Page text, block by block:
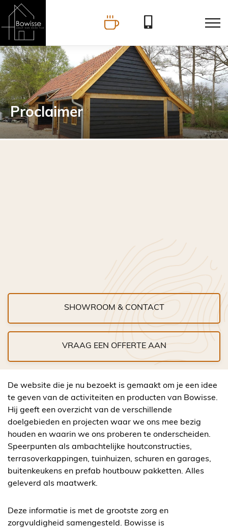
Proclaimer
SHOWROOM & CONTACT
VRAAG EEN OFFERTE AAN
De website die je nu bezoekt is gemaakt om je een idee
te geven van de activiteiten en producten van Bowisse.
Hij geeft een overzicht van de verschillende
doelgebieden en projecten waar we ons mee bezig
houden en waarin we ons proberen te onderscheiden.
Speerpunten als ambachtelijke houtconstructies,
terrasoverkappingen, tuinhuizen, schuren en garages,
buitenkeukens en prefab houtbouw pakketten. Alles
geleverd als maatwerk.
Deze informatie is met de grootste zorg en
zorgvuldigheid samengesteld. Bowisse is